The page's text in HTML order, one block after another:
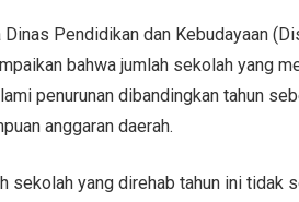
Dinas Pendidikan dan Kebudayaan
bahwa jumlah sekolah yang
penurunan dibandingkan tahun
anggaran daerah.
sekolah yang direhab tahun ini tidak